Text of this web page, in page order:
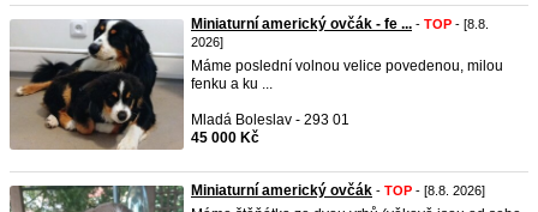
Miniaturní americký ovčák - fe ... - TOP - [8.8.
2026]
Máme poslední volnou velice povedenou, milou
fenku a ku ...
Mladá Boleslav - 293 01
45 000 Kč
Miniaturní americký ovčák - TOP - [8.8. 2026]